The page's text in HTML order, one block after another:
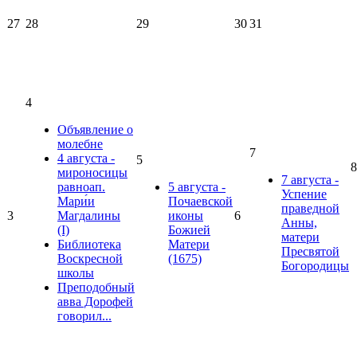
27 28 29 3031
3
4
Объявление о
молебне
4 августа -
мироносицы
равноап.
Мари́и
Магдалины
(I)
Библиотека
Воскресной
школы
Преподобный
авва Дорофей
говорил...
5
5 августа -
Почаевской
иконы
Божией
Матери
(1675)
6
7
7 августа -
Успение
праведной
Анны,
матери
Пресвятой
Богородицы
8